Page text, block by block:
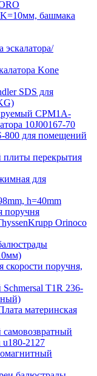
башмака
эскалатора/
Kone
SDS для
CPM1A-
10J00167-70
800 для помещений
плиты перекрытия
для
h=40mm
поручня
Orinoco
скорости поручня,
T1R 236-
материнская
u180-2127